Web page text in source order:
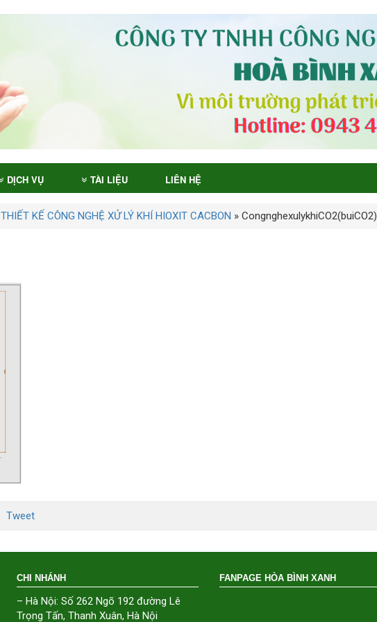
DỊCH VỤ TÀI LIỆU LIÊN HỆ
THIẾT KẾ CÔNG NGHỆ XỬ LÝ KHÍ HIOXIT CACBON » CongnghexulykhiCO2(buiCO2)
Tweet
CHI NHÁNH
– Hà Nội: Số 262 Ngõ 192 đường Lê
Trọng Tấn, Thanh Xuân, Hà Nội
FANPAGE HÒA BÌNH XANH